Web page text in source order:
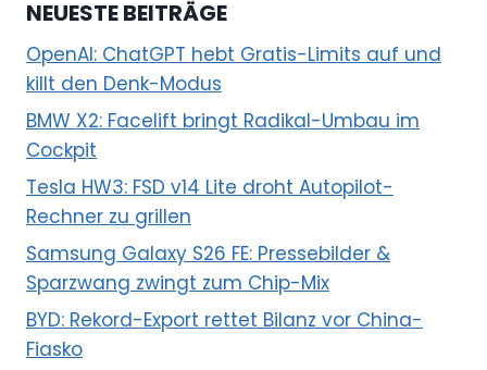
NEUESTE BEITRÄGE
OpenAI: ChatGPT hebt Gratis-Limits auf und
killt den Denk-Modus
BMW X2: Facelift bringt Radikal-Umbau im
Cockpit
Tesla HW3: FSD v14 Lite droht Autopilot-
Rechner zu grillen
Samsung Galaxy S26 FE: Pressebilder &
Sparzwang zwingt zum Chip-Mix
BYD: Rekord-Export rettet Bilanz vor China-
Fiasko